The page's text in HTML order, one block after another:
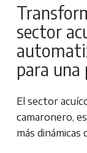
sector
para
El sector
camaronero,
más dinámicas